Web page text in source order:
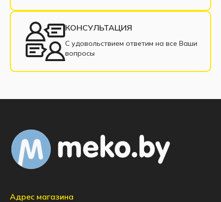
КОНСУЛЬТАЦИЯ
С удовольствием ответим на все Ваши
вопросы
Адрес магазина